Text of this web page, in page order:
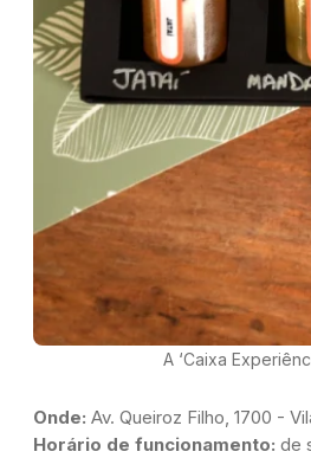
A ‘Caixa
Onde: Av. Queiroz Filho, 1700 -
Horário de funcionamento: de